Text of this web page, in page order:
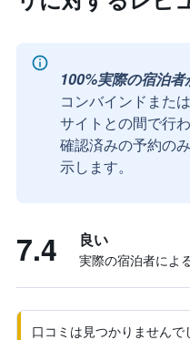
100%実際の宿泊者
コンバインドまた
サイトとの間で行
確認済みの予約の
示します。
7.4 良い
実際の宿泊者によ
口コミは見つかりません